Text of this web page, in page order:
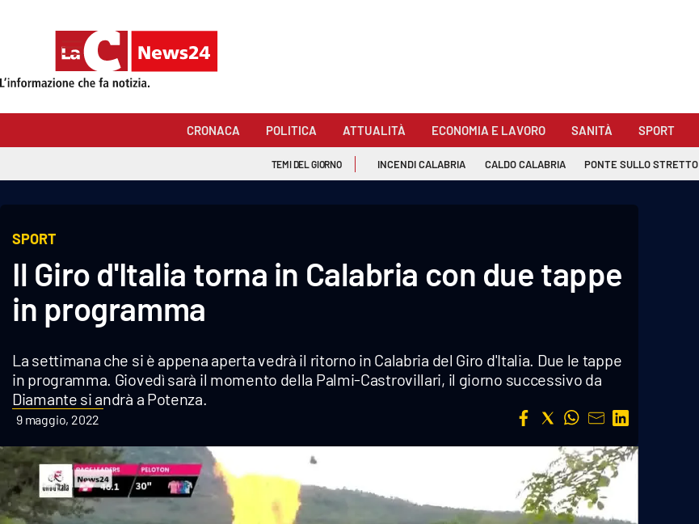
Sezioni
Attualità
Italia Mondo
Sanità
Cultura
Podcast
Meteo
Editoriali
CRONACA POLITICA ATTUALITÀ ECONOMIA E LAVORO SANITÀ SPORT
TEMI DEL GIORNO INCENDI CALABRIA CALDO CALABRIA PONTE SULLO STRETTO
SPORT
Il Giro d'Italia torna in Calabria con due tappe
in programma
La settimana che si è appena aperta vedrà il ritorno in Calabria del Giro d'Italia. Due le tappe
in programma. Giovedì sarà il momento della Palmi-Castrovillari, il giorno successivo da
Diamante si andrà a Potenza.
9 maggio, 2022